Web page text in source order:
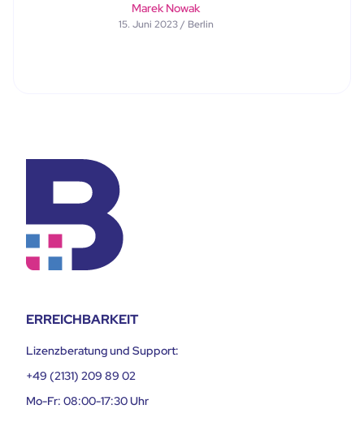
Marek Nowak
15. Juni 2023 / Berlin
ERREICHBARKEIT
Lizenzberatung und Support:
+49 (2131) 209 89 02
Mo-Fr: 08:00-17:30 Uhr